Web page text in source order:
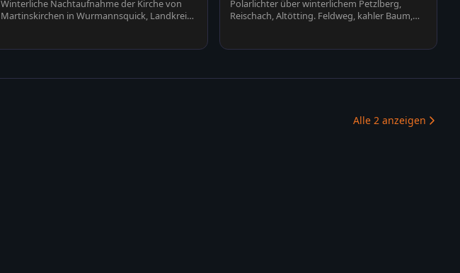
Winterliche Nachtaufnahme der Kirche von
Martinskirchen in Wurmannsquick, Landkreis
Polarlichter über winterlichem Petzlberg,
Reischach, Altötting. Feldweg, kahler Baum,
Alle 2 anzeigen